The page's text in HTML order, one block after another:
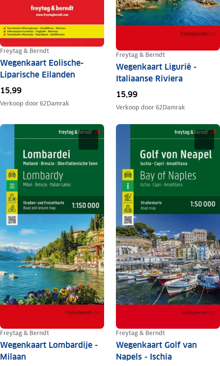
Freytag & Berndt
Wegenkaart Eolische-
Liparische Eilanden
15,99
Verkoop door 62Damrak
Freytag & Berndt
Wegenkaart Ligurië -
Italiaanse Riviera
15,99
Verkoop door 62Damrak
Freytag & Berndt
Wegenkaart Lombardije -
Milaan
Freytag & Berndt
Wegenkaart Golf van
Napels - Ischia